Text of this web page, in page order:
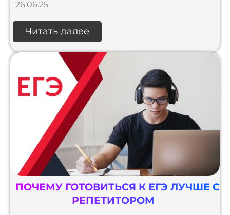
26.06.25
Читать далее
ПОЧЕМУ ГОТОВИТЬСЯ К ЕГЭ ЛУЧШЕ С
РЕПЕТИТОРОМ